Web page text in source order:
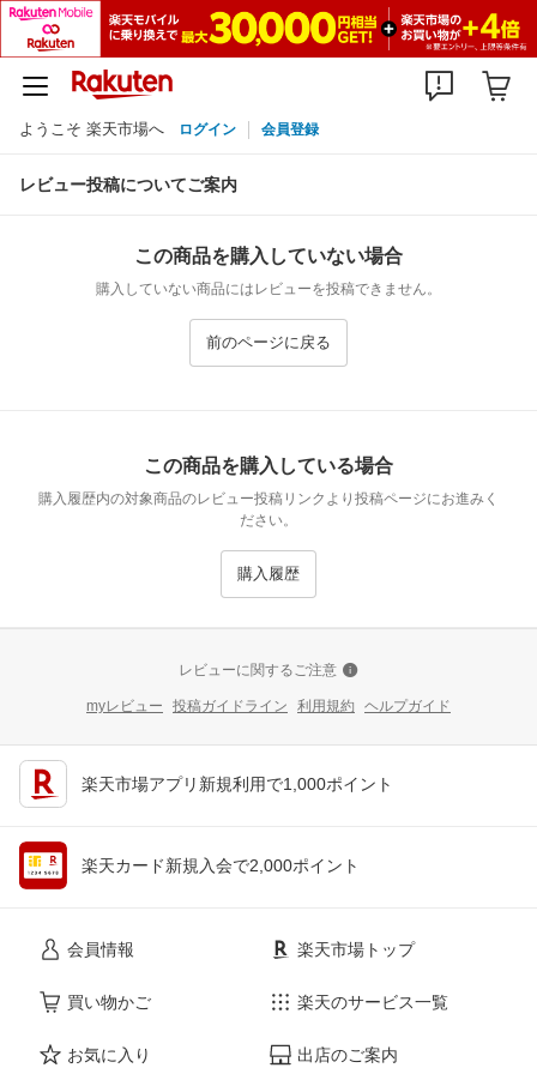
ようこそ 楽天市場へ ログイン 会員登録
レビュー投稿についてご案内
この商品を購入していない場合
購入していない商品にはレビューを投稿できません。
前のページに戻る
この商品を購入している場合
購入履歴内の対象商品のレビュー投稿リンクより投稿ページにお進みく
ださい。
購入履歴
レビューに関するご注意
myレビュー 投稿ガイドライン 利用規約 ヘルプガイド
楽天市場アプリ新規利用で1,000ポイント
楽天カード新規入会で2,000ポイント
会員情報
買い物かご
お気に入り
楽天市場トップ
楽天のサービス一覧
出店のご案内